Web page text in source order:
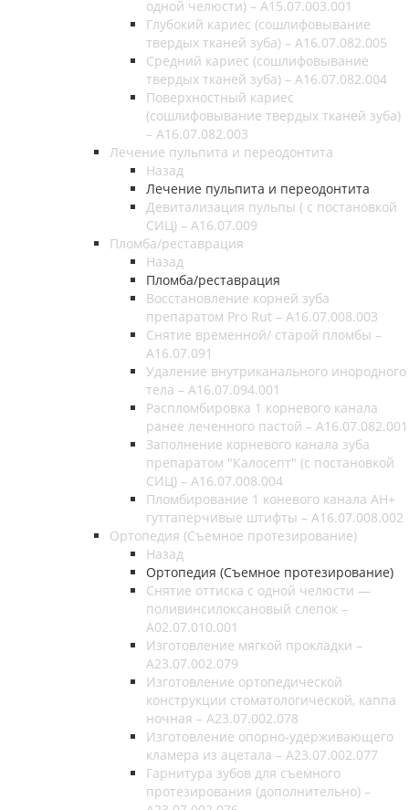
одной челюсти) – A15.07.003.001
Глубокий кариес (сошлифовывание
твердых тканей зуба) – А16.07.082.005
Средний кариес (сошлифовывание
твердых тканей зуба) – А16.07.082.004
Поверхностный кариес
(сошлифовывание твердых тканей зуба)
– А16.07.082.003
Лечение пульпита и переодонтита
Назад
Лечение пульпита и переодонтита
Девитализация пульпы ( с постановкой
СИЦ) – A16.07.009
Пломба/реставрация
Назад
Пломба/реставрация
Восстановление корней зуба
препаратом Pro Rut – A16.07.008.003
Снятие временной/ старой пломбы –
A16.07.091
Удаление внутриканального инородного
тела – A16.07.094.001
Распломбировка 1 корневого канала
ранее леченного пастой – A16.07.082.001
Заполнение корневого канала зуба
препаратом "Калосепт" (с постановкой
СИЦ) – A16.07.008.004
Пломбирование 1 коневого канала AH+
гуттаперчивые штифты – A16.07.008.002
Ортопедия (Съемное протезирование)
Назад
Ортопедия (Съемное протезирование)
Снятие оттиска с одной челюсти —
поливинсилоксановый слепок –
A02.07.010.001
Изготовление мягкой прокладки –
A23.07.002.079
Изготовление ортопедической
конструкции стоматологической, каппа
ночная – A23.07.002.078
Изготовление опорно-удерживающего
кламера из ацетала – A23.07.002.077
Гарнитура зубов для съемного
протезирования (дополнительно) –